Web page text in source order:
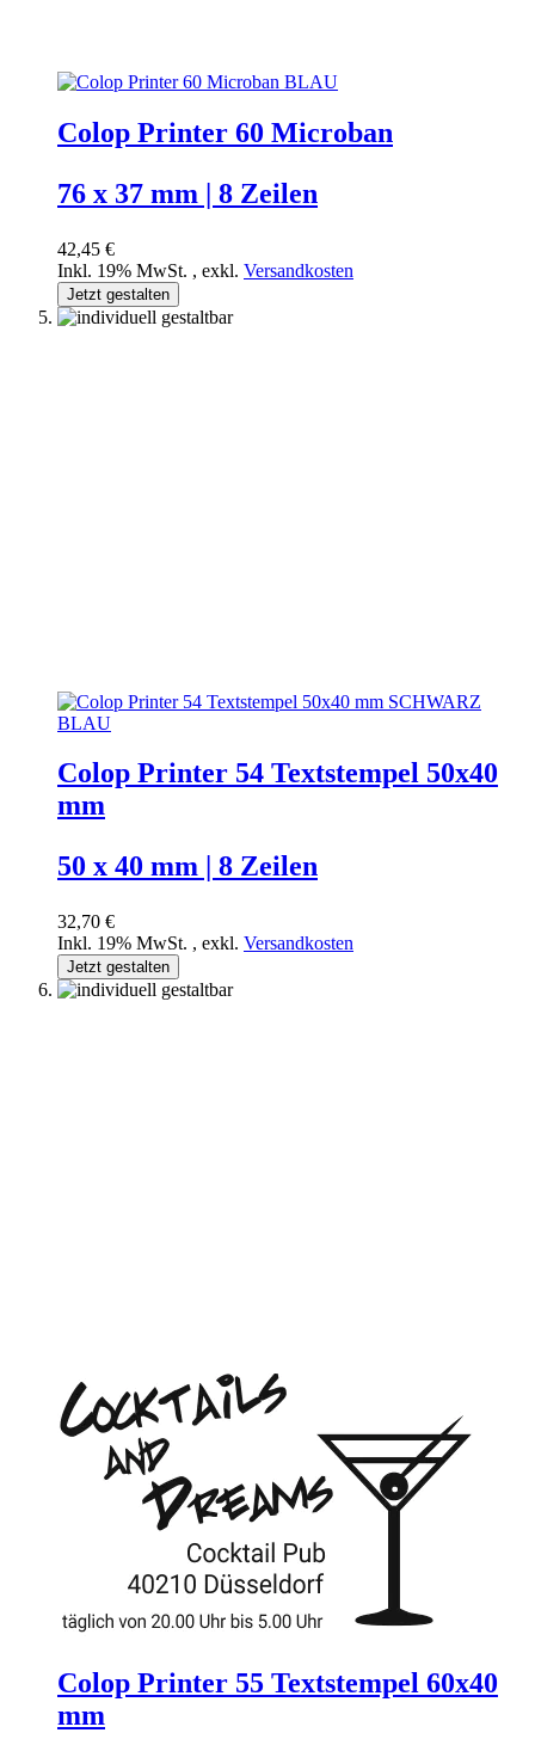
Colop Printer 60 Microban
76 x 37 mm | 8 Zeilen
42,45 €
Inkl. 19% MwSt. , exkl. Versandkosten
Jetzt gestalten
Colop Printer 54 Textstempel 50x40
mm
50 x 40 mm | 8 Zeilen
32,70 €
Inkl. 19% MwSt. , exkl. Versandkosten
Jetzt gestalten
Colop Printer 55 Textstempel 60x40
mm